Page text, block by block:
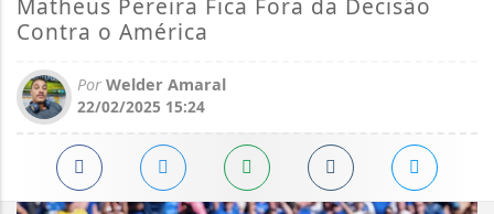
Contra o América
Por Welder Amaral
22/02/2025 15:24